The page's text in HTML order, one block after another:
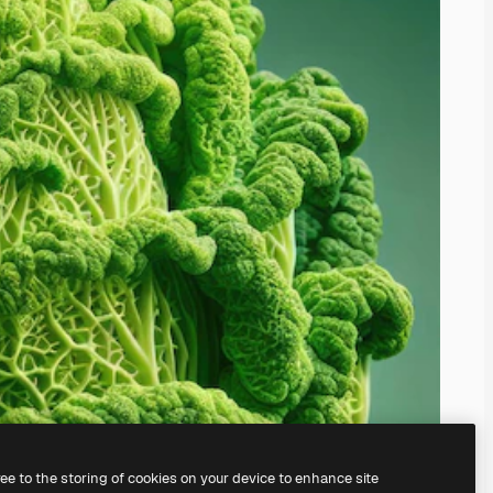
gerador de imagens com IA.
to the storing of cookies on your device to enhance site